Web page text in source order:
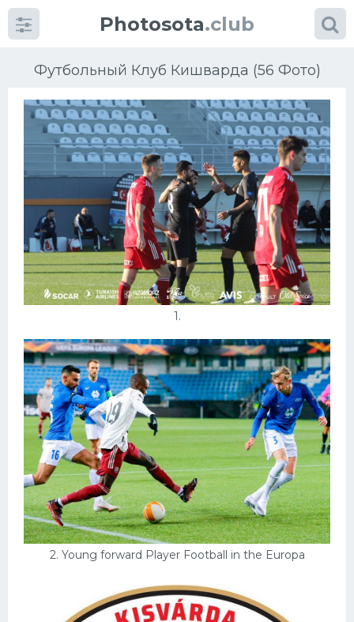
Photosota.club
Футбольный Клуб Кишварда (56 Фото)
1.
2. Young forward Player Football in the Europa
КатегорииФото
Много картинок...
Футбол
Баскетбол
Велогонки
Конькобежный спорт
Тренажеры
Интерьеры квартир